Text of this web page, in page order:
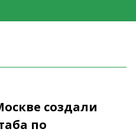
создали
по